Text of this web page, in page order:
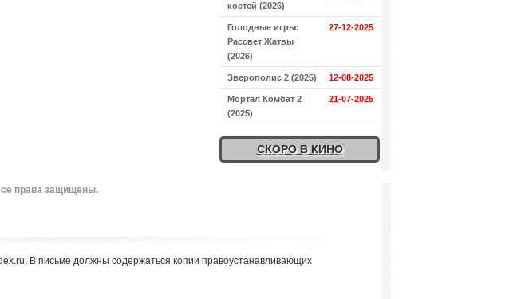
костей (2026)
Голодные игры:
Рассвет Жатвы
(2026)
27-12-2025
Зверополис 2 (2025) 12-08-2025
Мортал Комбат 2
(2025)
21-07-2025
СКОРО В КИНО
права защищены.
В письме должны содержаться копии правоустанавливающих